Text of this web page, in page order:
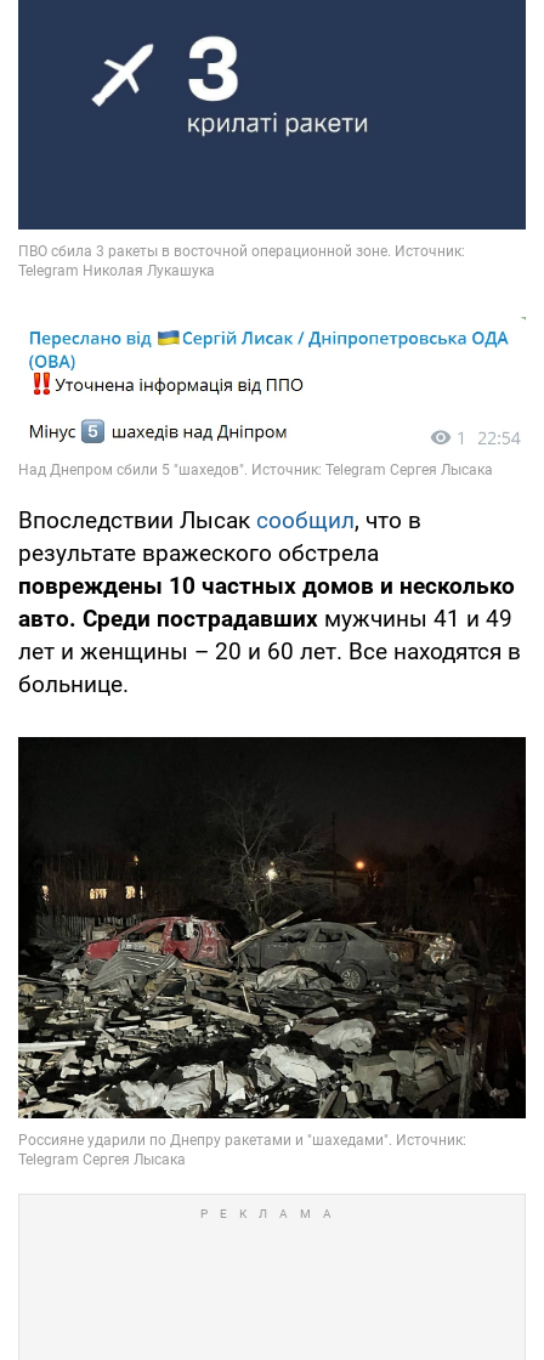
Впоследствии Лысак сообщил, что в
результате вражеского обстрела
повреждены 10 частных домов и несколько
авто. Среди пострадавших мужчины 41 и 49
лет и женщины – 20 и 60 лет. Все находятся в
больнице.